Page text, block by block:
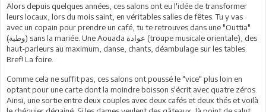
Alors depuis quelques années, ces salons ont eu l'idée de transformer
leurs locaux, lors du mois saint, en véritables salles de fêtes. Tu y vas
avec un copain pour prendre un café, tu te retrouves dans une "Outtia"
(وطية) sans la mariée. Une Aouada عوادة (troupe musicale orientale), des
haut-parleurs au maximum, danse, chants, déambulage sur les tables.
Bref! La foire.
Comme cela ne suffit pas, ces salons ont poussé le "vice" plus loin en
optant pour une carte dont la moindre boisson s'écrit avec quatre zéros.
Ainsi, une sortie entre deux couples avec deux cafés et deux thés et voilà